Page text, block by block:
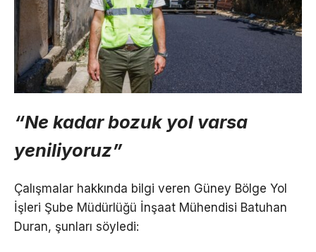
“Ne kadar bozuk yol varsa
yeniliyoruz”
Çalışmalar hakkında bilgi veren Güney Bölge Yol
İşleri Şube Müdürlüğü İnşaat Mühendisi Batuhan
Duran, şunları söyledi: